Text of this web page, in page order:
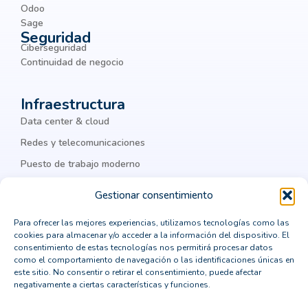
Gestionar consentimiento
Para ofrecer las mejores experiencias, utilizamos tecnologías como las
cookies para almacenar y/o acceder a la información del dispositivo. El
consentimiento de estas tecnologías nos permitirá procesar datos
como el comportamiento de navegación o las identificaciones únicas en
este sitio. No consentir o retirar el consentimiento, puede afectar
negativamente a ciertas características y funciones.
Business Intelligence
business process management
chatbots
ciber amenazas
ciberseguridad corporativa
Cisco Meraki
Citrix
cloud computing
cloud privada
colaboración
Colaboración Empresarial
como integrar un ERP
comprar un crm vertical
computación en la nube
consejos para la transformación digital
consultoría
Odoo
Sage
Seguridad
Ciberseguridad
Continuidad de negocio
Infraestructura
Data center & cloud
Redes y telecomunicaciones
Puesto de trabajo moderno
Legal
Política de privacidad
Política de cookies
Aviso Legal